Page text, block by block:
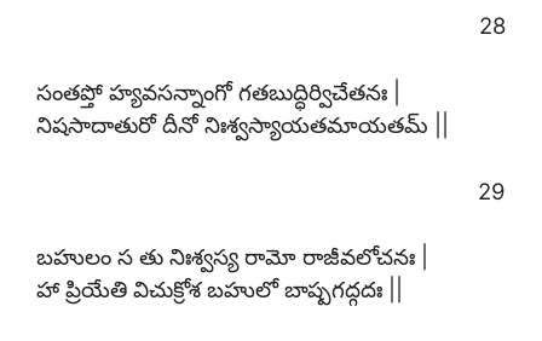
28
సంతప్తో హ్యవసన్నాంగో గతబుద్ధిర్విచేతనః |
నిషసాదాతురో దీనో నిఃశ్వస్యాయతమాయతమ్ ||
29
బహులం స తు నిఃశ్వస్య రామో రాజీవలోచనః |
హా ప్రియేతి విచుక్రోశ బహులో బాష్పగద్గదః ||